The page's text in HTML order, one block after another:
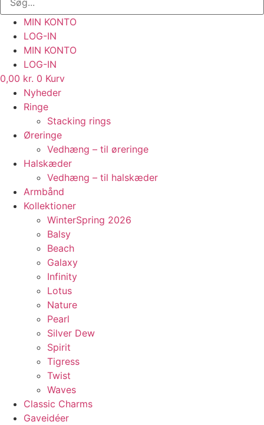
MIN KONTO
LOG-IN
MIN KONTO
LOG-IN
0,00 kr. 0 Kurv
Nyheder
Ringe
Stacking rings
Øreringe
Vedhæng – til øreringe
Halskæder
Vedhæng – til halskæder
Armbånd
Kollektioner
WinterSpring 2026
Balsy
Beach
Galaxy
Infinity
Lotus
Nature
Pearl
Silver Dew
Spirit
Tigress
Twist
Waves
Classic Charms
Gaveidéer